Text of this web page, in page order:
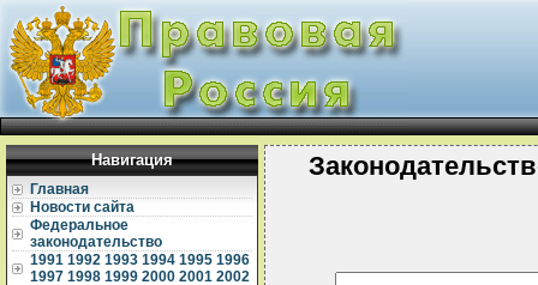
Навигация
Главная
Новости сайта
Федеральное
законодательство
1991 1992 1993 1994 1995 1996
1997 1998 1999 2000 2001 2002